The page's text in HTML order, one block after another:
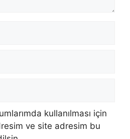
kullanılması için
ve site adresim bu